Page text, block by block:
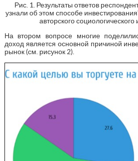
Рис. 1. Результаты ответов
узнали об этом способе
авторского
На втором вопросе многие
доход является основной причиной
рынок (см. рисунок 2).